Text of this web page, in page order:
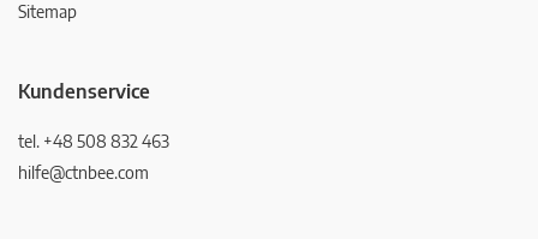
Sitemap
Kundenservice
tel. +48 508 832 463
hilfe@ctnbee.com